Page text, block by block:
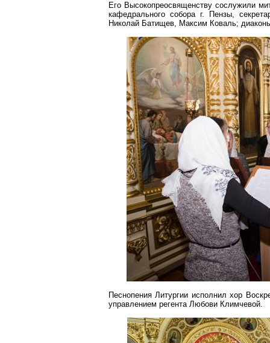
Его Высокопреосвященству сослужили
кафедрального собораг. Пензы,
Николай Батищев, Максим Коваль;
Песнопения Литургии исполнил хор
управлением регента Любови Климчевой.